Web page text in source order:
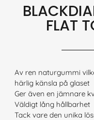
FLAT
Av ren naturgummi
härlig känsla på glaset
Ger även en jämnare
Väldigt lång hållbarhet
Tack vare den unika